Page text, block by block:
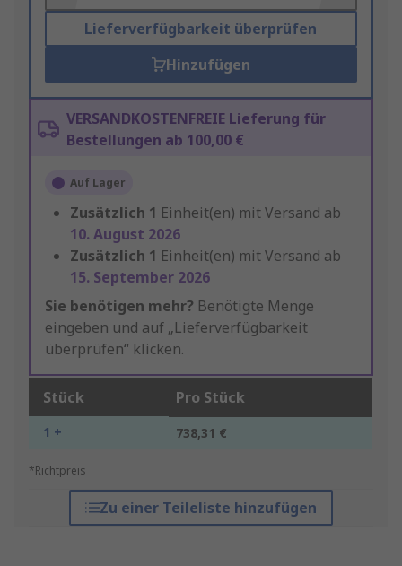
Lieferverfügbarkeit überprüfen
Hinzufügen
VERSANDKOSTENFREIE Lieferung für
Bestellungen ab 100,00 €
Auf Lager
Zusätzlich 1 Einheit(en) mit Versand ab
10. August 2026
Zusätzlich 1 Einheit(en) mit Versand ab
15. September 2026
Sie benötigen mehr? Benötigte Menge
eingeben und auf „Lieferverfügbarkeit
überprüfen“ klicken.
Stück Pro Stück
1 + 738,31 €
*Richtpreis
Zu einer Teileliste hinzufügen